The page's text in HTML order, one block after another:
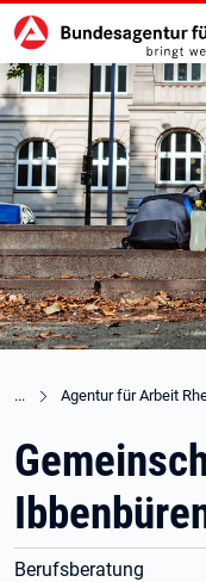
zu den Hauptinhalten
Agentur für Arbeit
Berufsberatung